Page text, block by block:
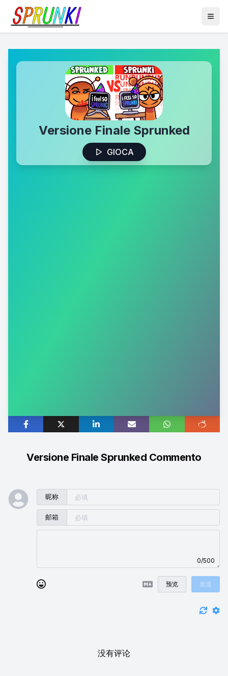
Versione Finale Sprunked
GIOCA
Versione Finale Sprunked Commento
昵称
邮箱
0/500
预览 发送
没有评论